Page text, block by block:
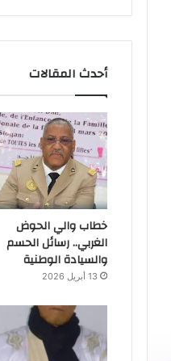
أحدث المقالات
خطاب والي الحوض
الغربي.. رسائل الحسم
والسيادة الوطنية
13 أبريل 2026